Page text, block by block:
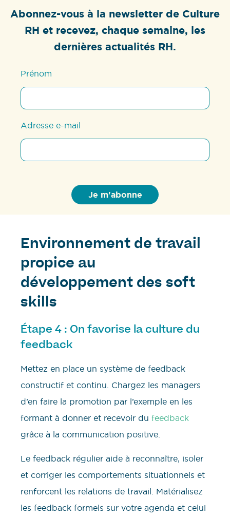
Abonnez-vous à la newsletter de Culture
RH et recevez, chaque semaine, les
dernières actualités RH.
Prénom
Adresse e-mail
Environnement de travail
propice au
développement des soft
skills
Étape 4 : On favorise la culture du
feedback
Mettez en place un système de feedback
constructif et continu. Chargez les managers
d’en faire la promotion par l’exemple en les
formant à donner et recevoir du feedback
grâce à la communication positive.
Le feedback régulier aide à reconnaître, isoler
et corriger les comportements situationnels et
renforcent les relations de travail. Matérialisez
les feedback formels sur votre agenda et celui